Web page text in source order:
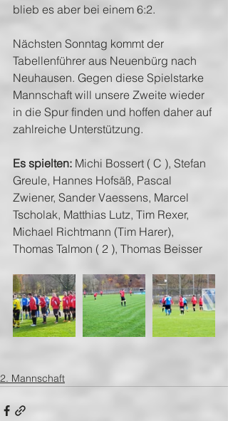
blieb es aber bei einem 6:2.
Nächsten Sonntag kommt der
Tabellenführer aus Neuenbürg nach
Neuhausen. Gegen diese Spielstarke
Mannschaft will unsere Zweite wieder
in die Spur finden und hoffen daher auf
zahlreiche Unterstützung.
Es spielten: Michi Bossert ( C ), Stefan
Greule, Hannes Hofsäß, Pascal
Zwiener, Sander Vaessens, Marcel
Tscholak, Matthias Lutz, Tim Rexer,
Michael Richtmann (Tim Harer),
Thomas Talmon ( 2 ), Thomas Beisser
2. Mannschaft